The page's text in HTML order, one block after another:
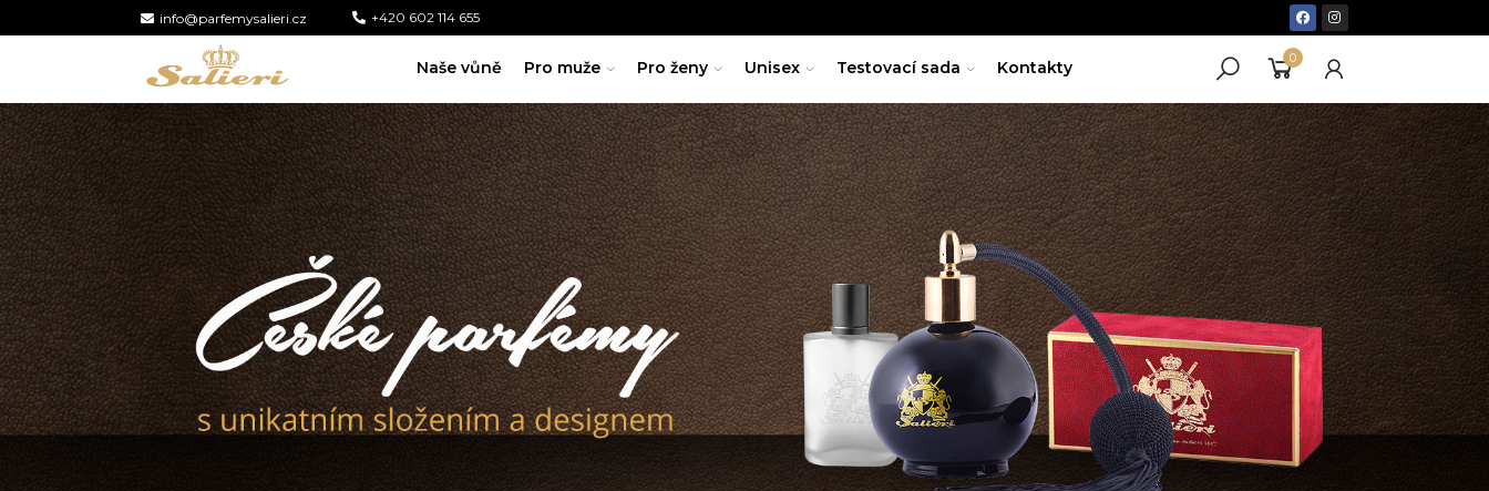
info@parfemysalieri.cz +420 602 114 655
Naše vůně Pro muže Pro ženy Unisex Testovací sada Kontakty
0